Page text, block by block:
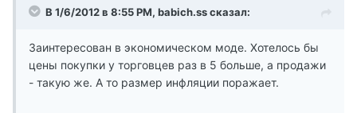
В 1/6/2012 в 8:55 PM, babich.ss сказал:
Заинтересован в экономическом моде. Хотелось бы
цены покупки у торговцев раз в 5 больше, а продажи
- такую же. А то размер инфляции поражает.